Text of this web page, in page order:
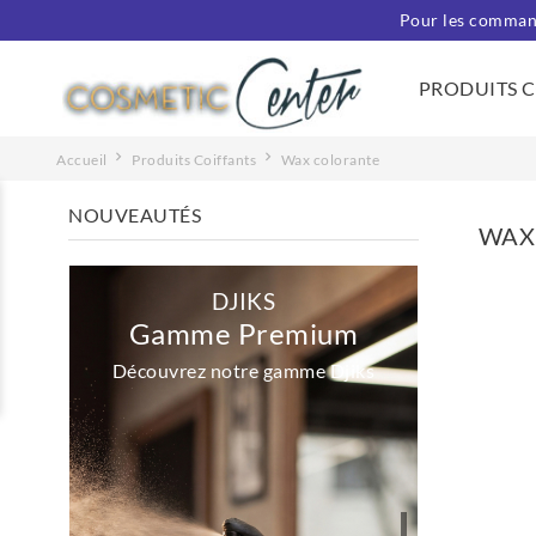
Pour les
PRODUITS
Accueil Produits Coiffants Wax colorante
NOUVEAUTÉS
DJIKS
Gamme Premium
Découvrez notre gamme Djiks